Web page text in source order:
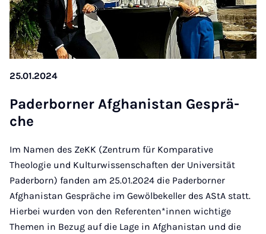
25.01.2024
Pa­der­bor­ner Af­gha­nis­tan Ge­sprä­
che
Im Namen des ZeKK (Zentrum für Komparative
Theologie und Kulturwissenschaften der Universität
Paderborn) fanden am 25.01.2024 die Paderborner
Afghanistan Gespräche im Gewölbekeller des AStA statt.
Hierbei wurden von den Referenten*innen wichtige
Themen in Bezug auf die Lage in Afghanistan und die